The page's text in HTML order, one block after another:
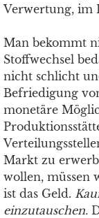
Verwertung, im
Man bekommt
Stoffwechsel
nicht schlicht
Befriedigung
monetäre
Markt zu
wollen, müssen
ist das Geld.
einzutauschen.